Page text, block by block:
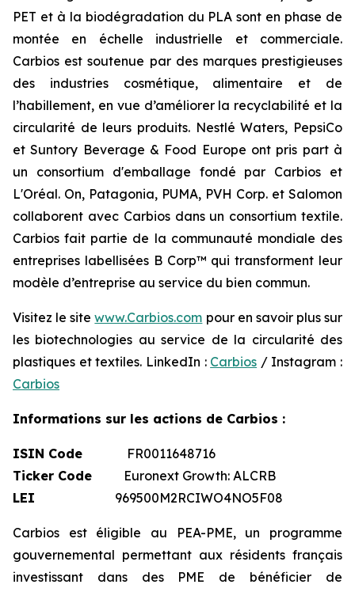
PET et à la biodégradation du PLA sont en phase de
montée en échelle industrielle et commerciale.
Carbios est soutenue par des marques prestigieuses
des industries cosmétique, alimentaire et de
l’habillement, en vue d’améliorer la recyclabilité et la
circularité de leurs produits. Nestlé Waters, PepsiCo
et Suntory Beverage & Food Europe ont pris part à
un consortium d'emballage fondé par Carbios et
L'Oréal. On, Patagonia, PUMA, PVH Corp. et Salomon
collaborent avec Carbios dans un consortium textile.
Carbios fait partie de la communauté mondiale des
entreprises labellisées B Corp™ qui transforment leur
modèle d’entreprise au service du bien commun.
Visitez le sitewww.Carbios.com pour en savoir plus sur
les biotechnologies au service de la circularité des
plastiques et textiles. LinkedIn : Carbios / Instagram :
Carbios
Informations sur les actions de Carbios :
ISIN Code FR0011648716
Ticker Code Euronext Growth: ALCRB
LEI
969500M2RCIWO4NO5F08
Carbios est éligible au PEA-PME, un programme
gouvernemental permettant aux résidents français
investissant dans des PME de bénéficier de